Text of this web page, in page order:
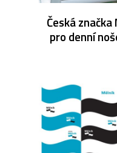
Česká
pro denní